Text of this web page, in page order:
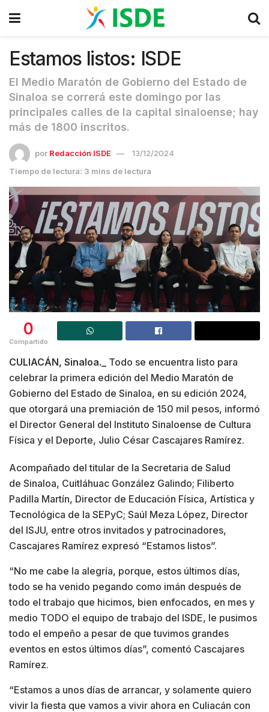
Estamos listos: ISDE
El Medio Maratón de Gobierno del Estado de
Sinaloa se correrá este domingo por las
principales calles de la capital sinaloense; hay
más de 1800 inscritos.
por Redacción ISDE
13/12/2024
Tiempo de lectura: 3 mins de lectura
0
Compartido
CULIACÁN, Sinaloa._
Todo se encuentra listo para
celebrar la primera edición del Medio Maratón de
Gobierno del Estado de Sinaloa, en su edición 2024,
que otorgará una premiación de 150 mil pesos, informó
el Director General del Instituto Sinaloense de Cultura
Física y el Deporte, Julio César Cascajares Ramírez.
Acompañado del titular de la Secretaria de Salud
de Sinaloa, Cuitláhuac González Galindo; Filiberto
Padilla Martín, Director de Educación Física, Artística y
Tecnológica de la SEPyC; Saúl Meza López, Director
del ISJU, entre otros invitados y patrocinadores,
Cascajares Ramírez expresó “Estamos listos”.
“No me cabe la alegría, porque, estos últimos días,
todo se ha venido pegando como imán después de
todo el trabajo que hicimos, bien enfocados, en mes y
medio TODO el equipo de trabajo del ISDE, le pusimos
todo el empeño a pesar de que tuvimos grandes
eventos en estos últimos días”, comentó Cascajares
Ramírez.
“Estamos a unos días de arrancar, y solamente quiero
vivir la fiesta que vamos a vivir ahora en Culiacán con